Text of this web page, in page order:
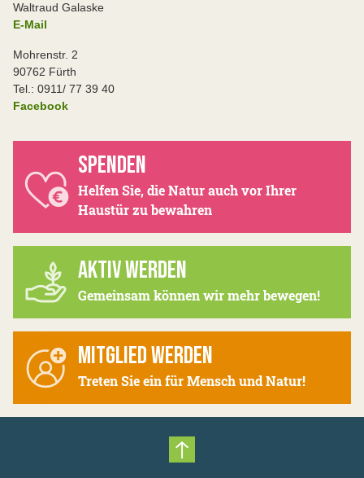
Waltraud Galaske
E-Mail
Mohrenstr. 2
90762 Fürth
Tel.: 0911/ 77 39 40
Facebook
SPENDEN
Helfen Sie, die Natur auch vor Ihrer
Haustür zu bewahren
AKTIV WERDEN
Gemeinsam können wir mehr bewegen!
MITGLIED WERDEN
Treten Sie ein für Mensch und Natur!
Nach oben scrollen